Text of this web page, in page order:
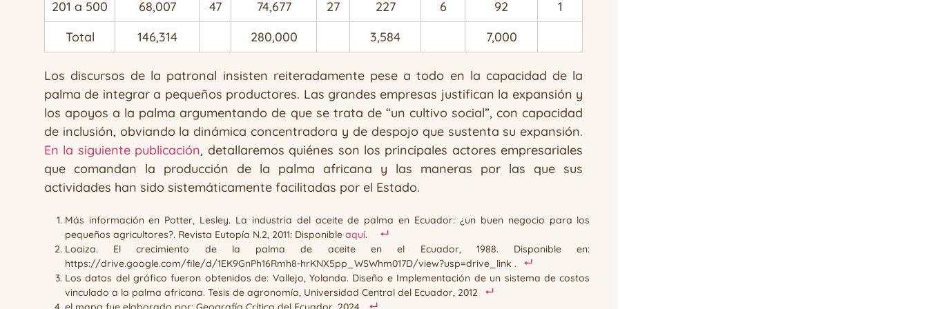
201 a 500 68,007 47 74,677 27 227 6 92
1
Total
146,314 280,000 3,584 7,000
Los discursos de la patronal insisten reiteradamente pese a todo en la capacidad de la
palma de integrar a pequeños productores. Las grandes empresas justifican la expansión y
los apoyos a la palma argumentando de que se trata de “un cultivo social”, con capacidad
de inclusión, obviando la dinámica concentradora y de despojo que sustenta su expansión.
En la siguiente publicación, detallaremos quiénes son los principales actores empresariales
que comandan la producción de la palma africana y las maneras por las que sus
actividades han sido sistemáticamente facilitadas por el Estado.
Más información en Potter, Lesley. La industria del aceite de palma en Ecuador: ¿un buen negocio para los
pequeños agricultores?. Revista Eutopía N.2, 2011: Disponible aquí.
Loaiza. El crecimiento de la palma de aceite en el Ecuador, 1988. Disponible en:
https://drive.google.com/file/d/1EK9GnPh16Rmh8-hrKNX5pp_WSWhm017D/view?usp=drive_link .
Los datos del gráfico fueron obtenidos de: Vallejo, Yolanda. Diseño e Implementación de un sistema de costos
vinculado a la palma africana. Tesis de agronomía, Universidad Central del Ecuador, 2012